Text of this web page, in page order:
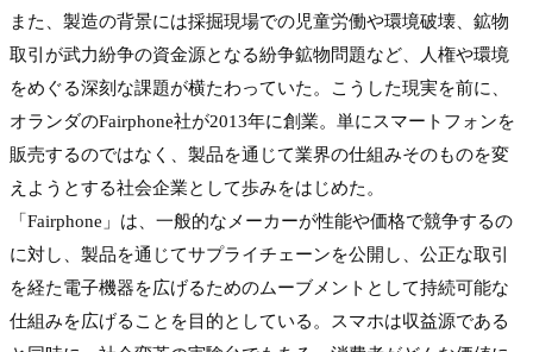
また、製造の背景には採掘現場での児童労働や環境破壊、鉱物
取引が武力紛争の資金源となる紛争鉱物問題など、人権や環境
をめぐる深刻な課題が横たわっていた。こうした現実を前に、
オランダのFairphone社が2013年に創業。単にスマートフォンを
販売するのではなく、製品を通じて業界の仕組みそのものを変
えようとする社会企業として歩みをはじめた。
「Fairphone」は、一般的なメーカーが性能や価格で競争するの
に対し、製品を通じてサプライチェーンを公開し、公正な取引
を経た電子機器を広げるためのムーブメントとして持続可能な
仕組みを広げることを目的としている。スマホは収益源である